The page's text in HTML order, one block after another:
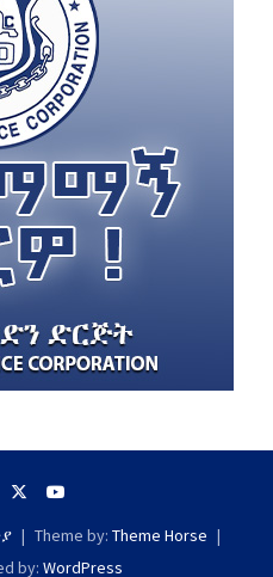
Theme by: Theme Horse
by: WordPress